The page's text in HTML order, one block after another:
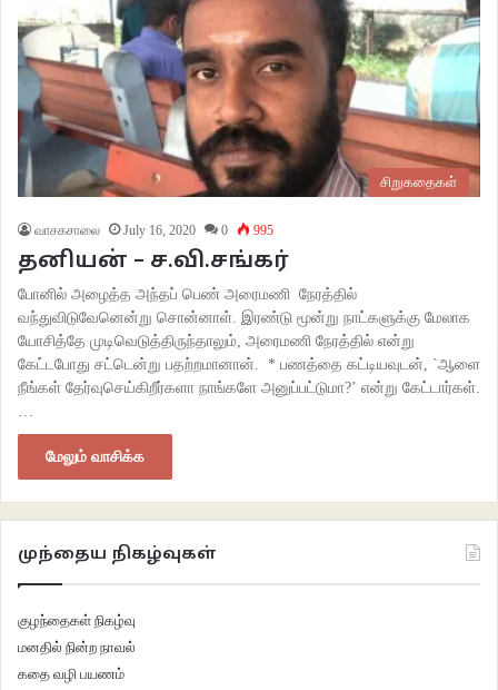
சிறுகதைகள்
வாசகசாலை July 16, 2020 0 995
தனியன் – ச.வி.சங்கர்
போனில் அழைத்த அந்தப் பெண் அரைமணி நேரத்தில்
வந்துவிடுவேனென்று சொன்னாள். இரண்டு மூன்று நாட்களுக்கு மேலாக
யோசித்தே முடிவெடுத்திருந்தாலும், அரைமணி நேரத்தில் என்று
கேட்டபோது சட்டென்று பதற்றமானான். * பணத்தை கட்டியவுடன், `ஆளை
நீங்கள் தேர்வுசெய்கிறீர்களா நாங்களே அனுப்பட்டுமா?’ என்று கேட்டார்கள்.
மேலும் வாசிக்க
முந்தைய நிகழ்வுகள்
குழந்தைகள் நிகழ்வு
மனதில் நின்ற நாவல்
கதை வழி பயணம்